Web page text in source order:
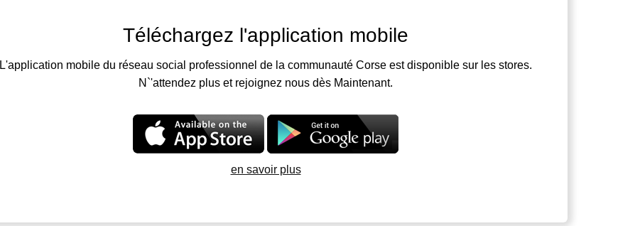
Téléchargez l'application mobile
L'application mobile du réseau social professionnel de la communauté Corse est disponible sur les stores.
N`'attendez plus et rejoignez nous dès Maintenant.
en savoir plus